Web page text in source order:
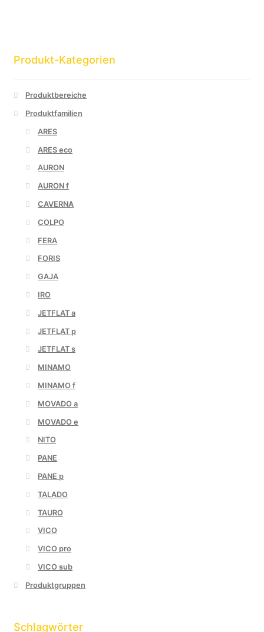
Produkt-Kategorien
Produktbereiche
Produktfamilien
ARES
ARES eco
AURON
AURON f
CAVERNA
COLPO
FERA
FORIS
GAJA
IRO
JETFLAT a
JETFLAT p
JETFLAT s
MINAMO
MINAMO f
MOVADO a
MOVADO e
NITO
PANE
PANE p
TALADO
TAURO
VICO
VICO pro
VICO sub
Produktgruppen
Schlagwörter